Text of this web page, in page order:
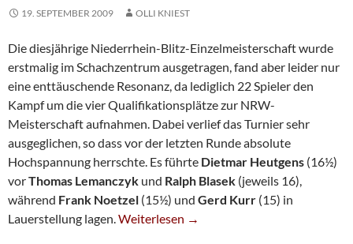
19. SEPTEMBER 2009 OLLI KNIEST
Die diesjährige Niederrhein-Blitz-Einzelmeisterschaft wurde
erstmalig im Schachzentrum ausgetragen, fand aber leider nur
eine enttäuschende Resonanz, da lediglich 22 Spieler den
Kampf um die vier Qualifikationsplätze zur NRW-
Meisterschaft aufnahmen. Dabei verlief das Turnier sehr
ausgeglichen, so dass vor der letzten Runde absolute
Hochspannung herrschte. Es führte Dietmar Heutgens (16½)
vorThomas Lemanczyk und Ralph Blasek (jeweils 16),
während Frank Noetzel (15½) und Gerd Kurr (15) in
Lauerstellung lagen.Ralph Blasek Verpasst NRW-Blitz-Quali
Weiterlesen →